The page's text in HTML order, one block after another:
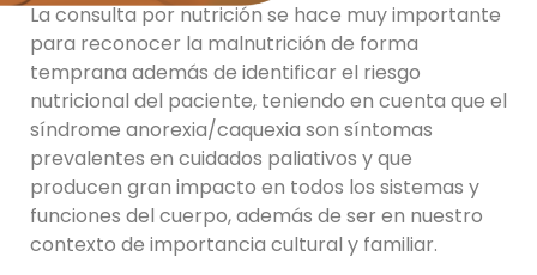
La consulta por nutrición se hace muy importante
para reconocer la malnutrición de forma
temprana además de identificar el riesgo
nutricional del paciente, teniendo en cuenta que el
síndrome anorexia/caquexia son síntomas
prevalentes en cuidados paliativos y que
producen gran impacto en todos los sistemas y
funciones del cuerpo, además de ser en nuestro
contexto de importancia cultural y familiar.